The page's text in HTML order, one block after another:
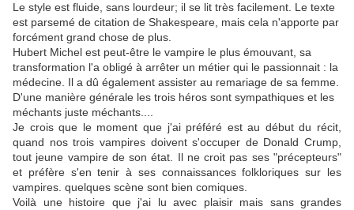
Le style est fluide, sans lourdeur; il se lit très facilement. Le texte
est parsemé de citation de Shakespeare, mais cela n'apporte par
forcément grand chose de plus.
Hubert Michel est peut-être le vampire le plus émouvant, sa
transformation l'a obligé à arrêter un métier qui le passionnait : la
médecine. Il a dû également assister au remariage de sa femme.
D'une manière générale les trois héros sont sympathiques et les
méchants juste méchants....
Je crois que le moment que j'ai préféré est au début du récit,
quand nos trois vampires doivent s'occuper de Donald Crump,
tout jeune vampire de son état. Il ne croit pas ses "précepteurs"
et préfère s'en tenir à ses connaissances folkloriques sur les
vampires. quelques scène sont bien comiques.
Voilà une histoire que j'ai lu avec plaisir mais sans grandes